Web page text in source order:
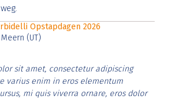
Opstapdagen 2026
(UT)
sit amet, consectetur adipiscing
varius enim in eros elementum
mi quis viverra ornare, eros dolor